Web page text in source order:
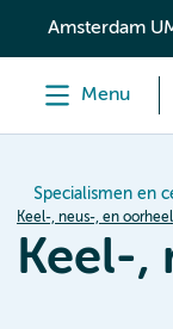
content
Amsterdam
Menu
Specialismen en
Keel-,